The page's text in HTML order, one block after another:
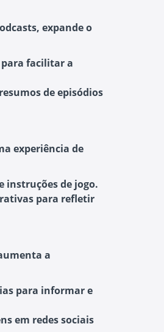
expande o
facilitar a
de episódios
experiência de
instruções de jogo.
para refletir
a
para informar e
em redes sociais